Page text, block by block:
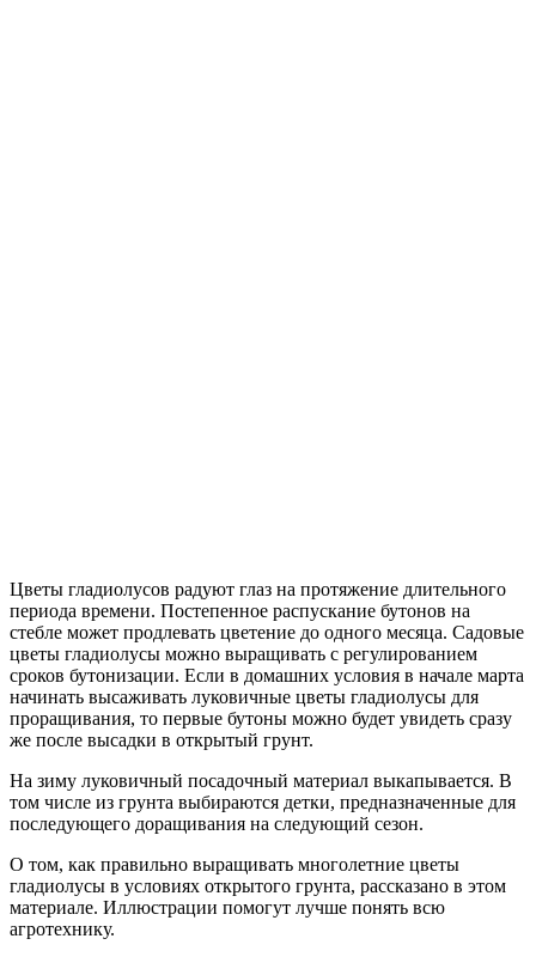
Цветы гладиолусов радуют глаз на протяжение длительного
периода времени. Постепенное распускание бутонов на
стебле может продлевать цветение до одного месяца. Садовые
цветы гладиолусы можно выращивать с регулированием
сроков бутонизации. Если в домашних условия в начале марта
начинать высаживать луковичные цветы гладиолусы для
проращивания, то первые бутоны можно будет увидеть сразу
же после высадки в открытый грунт.
На зиму луковичный посадочный материал выкапывается. В
том числе из грунта выбираются детки, предназначенные для
последующего доращивания на следующий сезон.
О том, как правильно выращивать многолетние цветы
гладиолусы в условиях открытого грунта, рассказано в этом
материале. Иллюстрации помогут лучше понять всю
агротехнику.